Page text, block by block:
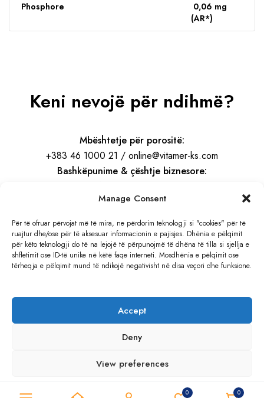
Manage Consent
Për të ofruar përvojat më të mira, ne përdorim teknologji si "cookies" për të
ruajtur dhe/ose për të aksesuar informacionin e pajisjes. Dhënia e pëlqimit
për këto teknologji do të na lejojë të përpunojmë të dhëna të tilla si sjellja e
shfletimit ose ID-të unike në këtë faqe interneti. Mosdhënia e pëlqimit ose
tërheqja e pëlqimit mund të ndikojë negativisht në disa veçori dhe funksione.
Accept
Deny
View preferences
0 0
Phosphore
0,06 mg
(AR*)
Keni nevojë për ndihmë?
Mbështetje për porositë:
+383 46 1000 21 / online@vitamer-ks.com
Bashkëpunime & çështje biznesore:
Orari i punës:
E Hënë – E Premte
08:30 – 16:30
Rruga e Gjilanit, KM 4
Hajvali, Kosovë